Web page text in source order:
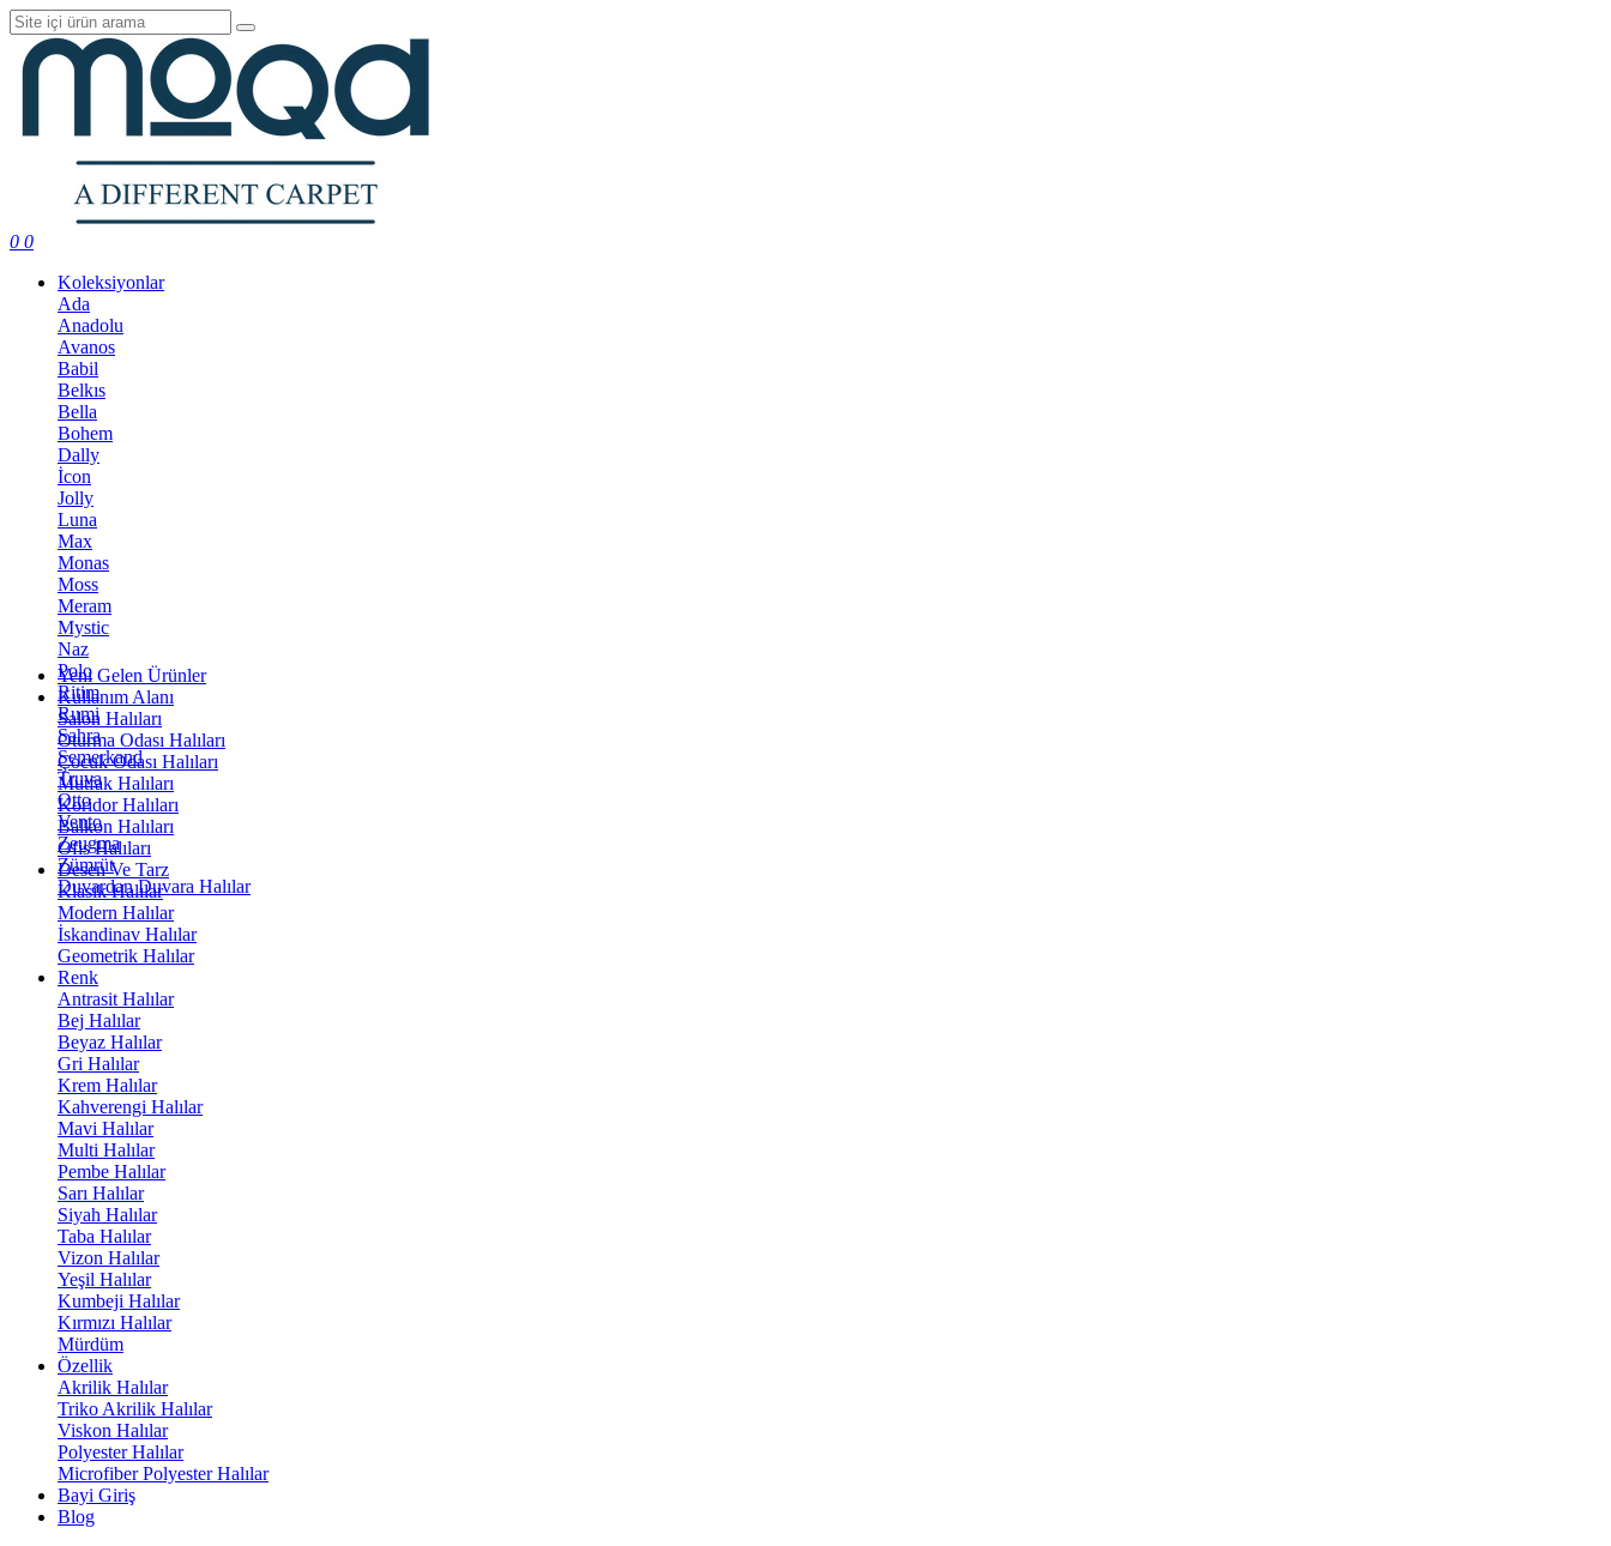
0 0
Koleksiyonlar
Ada
Anadolu
Avanos
Babil
Belkıs
Bella
Bohem
Dally
İcon
Jolly
Luna
Max
Monas
Moss
Meram
Mystic
Naz
Polo
Ritim
Rumi
Sahra
Semerkand
Truva
Otto
Vento
Zeugma
Zümrüt
Duvardan Duvara Halılar
Yeni Gelen Ürünler
Kullanım Alanı
Salon Halıları
Oturma Odası Halıları
Çocuk Odası Halıları
Mutfak Halıları
Koridor Halıları
Balkon Halıları
Ofis Halıları
Desen Ve Tarz
Klasik Halılar
Modern Halılar
İskandinav Halılar
Geometrik Halılar
Renk
Antrasit Halılar
Bej Halılar
Beyaz Halılar
Gri Halılar
Krem Halılar
Kahverengi Halılar
Mavi Halılar
Multi Halılar
Pembe Halılar
Sarı Halılar
Siyah Halılar
Taba Halılar
Vizon Halılar
Yeşil Halılar
Kumbeji Halılar
Kırmızı Halılar
Mürdüm
Özellik
Akrilik Halılar
Triko Akrilik Halılar
Viskon Halılar
Polyester Halılar
Microfiber Polyester Halılar
Bayi Giriş
Blog